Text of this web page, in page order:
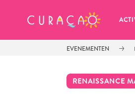
EVENEMENTEN
RENAISSANCE
MIJN FAVORIETEN